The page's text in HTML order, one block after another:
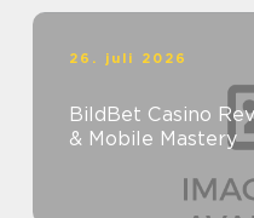
26. juli 2026
BildBet Casino
& Mobile Mastery